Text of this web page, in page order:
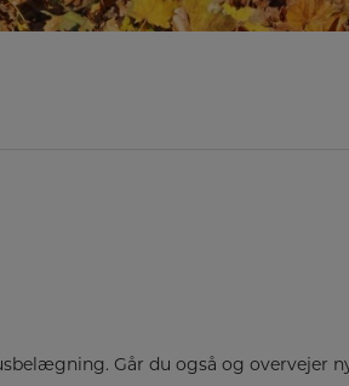
Går du også og overvejer